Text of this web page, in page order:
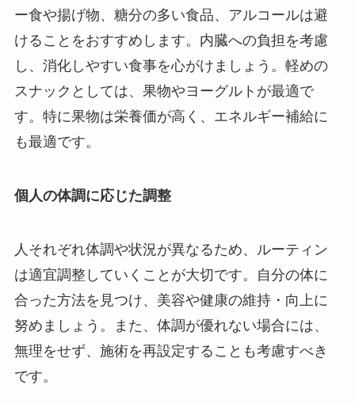
ー食や揚げ物、糖分の多い食品、アルコールは避
けることをおすすめします。内臓への負担を考慮
し、消化しやすい食事を心がけましょう。軽めの
スナックとしては、果物やヨーグルトが最適で
す。特に果物は栄養価が高く、エネルギー補給に
も最適です。
個人の体調に応じた調整
人それぞれ体調や状況が異なるため、ルーティン
は適宜調整していくことが大切です。自分の体に
合った方法を見つけ、美容や健康の維持・向上に
努めましょう。また、体調が優れない場合には、
無理をせず、施術を再設定することも考慮すべき
です。